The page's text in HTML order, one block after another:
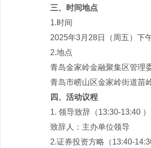
三、时间地点
1.时间
2025年3月28日（周五）下
2.地点
青岛金家岭金融聚集区管理
青岛市崂山区金家岭街道苗
四、活动议程
1. 领导致辞（13:30-13:40 ）
致辞人：主办单位领导
2.证券投资方略（13:40-